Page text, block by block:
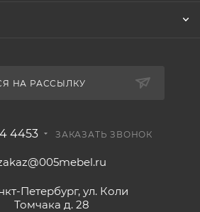
НА РАССЫЛКУ
4453 ЗАКАЗАТЬ ЗВОНОК
Петербург, ул. Коли
Томчака д. 28